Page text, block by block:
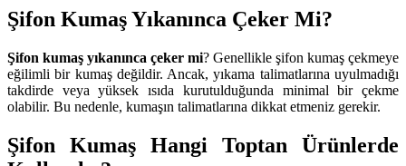
Şifon Kumaş Yıkanınca Çeker Mi?
Şifon kumaş yıkanınca çeker mi? Genellikle şifon kumaş çekmeye
eğilimli bir kumaş değildir. Ancak, yıkama talimatlarına uyulmadığı
takdirde veya yüksek ısıda kurutulduğunda minimal bir çekme
olabilir. Bu nedenle, kumaşın talimatlarına dikkat etmeniz gerekir.
Şifon Kumaş Hangi Toptan Ürünlerde